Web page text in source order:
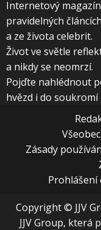
Internetový
pravidelných
a ze života celebrit.
Život ve světle
a nikdy se neomrzí.
Pojďte nahlédnout
hvězd i do soukromí
Zásady
Prohlášení
Copyright © JJV
JJV Group, která